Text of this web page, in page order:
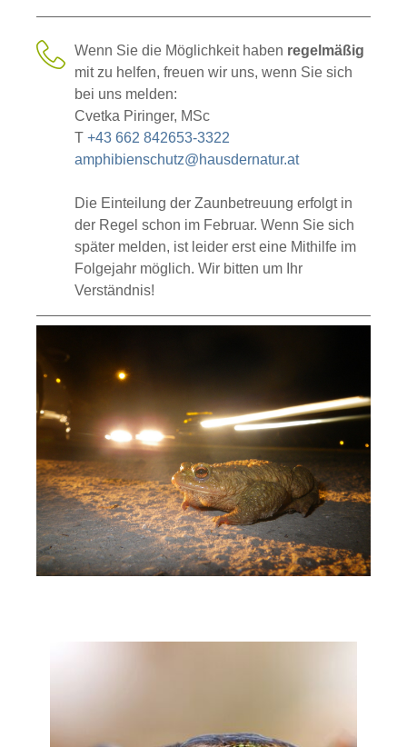
Wenn Sie die Möglichkeit haben regelmäßig
mit zu helfen, freuen wir uns, wenn Sie sich
bei uns melden:
Cvetka Piringer, MSc
T +43 662 842653-3322
amphibienschutz@hausdernatur.at
Die Einteilung der Zaunbetreuung erfolgt in
der Regel schon im Februar. Wenn Sie sich
später melden, ist leider erst eine Mithilfe im
Folgejahr möglich. Wir bitten um Ihr
Verständnis!